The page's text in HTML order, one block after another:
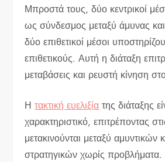
Μπροστά τους, δύο κεντρικοί
ως σύνδεσμος μεταξύ άμυνας
δύο επιθετικοί μέσοι
επιθετικούς. Αυτή η διάταξη
μεταβάσεις και ρευστή κίνηση
Ητακτική ευελιξία της διάταξης
χαρακτηριστικό, επιτρέποντας
μετακινούνται μεταξύ αμυντικών
στρατηγικών χωρίς